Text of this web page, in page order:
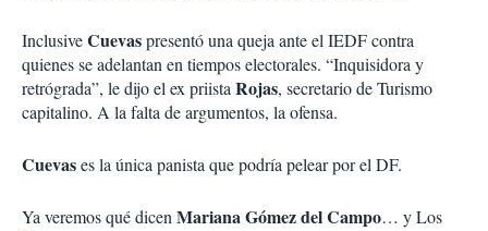
InclusiveCuevaspresentó una queja ante el IEDF contra
quienes se adelantan en tiempos electorales. “Inquisidora y
retrógrada”, le dijo el ex priista Rojas, secretario de Turismo
capitalino. A la falta de argumentos, la ofensa.
Cuevases la única panista que podría pelear por el DF.
Ya veremos qué dicen Mariana Gómez del Campo… y Los